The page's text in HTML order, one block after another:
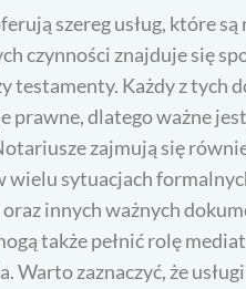
szereg usług, które
czynności znajduje się
testamenty. Każdy z tych
prawne, dlatego ważne
zajmują się
wielu sytuacjach
innych ważnych
także pełnić rolę
Warto zaznaczyć, że